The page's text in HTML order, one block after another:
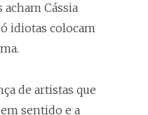
Cássia
idiotas colocam
de artistas que
sentido e a